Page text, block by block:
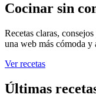
Cocinar sin
Recetas claras,
una web más cómoda y
Ver recetas
Últimas